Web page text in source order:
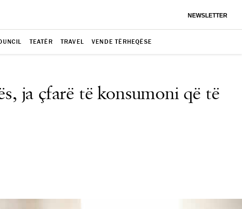
NEWSLETTER
TEATËR TRAVEL VENDE TËRHEQËSE
ja çfarë të konsumoni që të